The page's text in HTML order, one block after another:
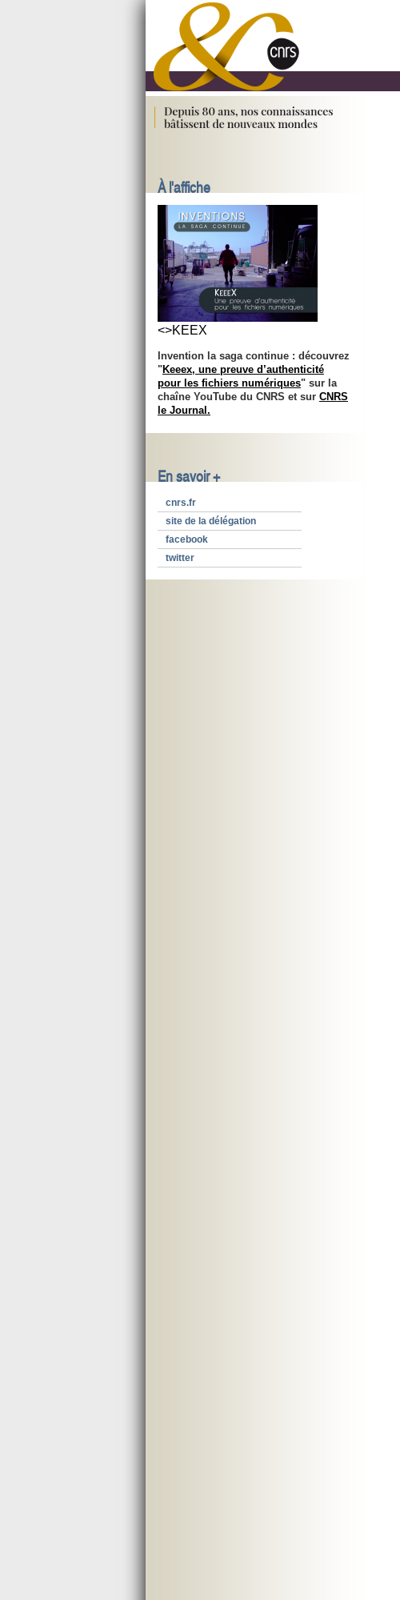
À l'affiche
<>KEEX
Invention la saga continue : découvrez
"Keeex, une preuve d’authenticité
pour les fichiers numériques" sur la
chaîne YouTube du CNRS et sur CNRS
le Journal.
En savoir +
cnrs.fr
site de la délégation
facebook
twitter